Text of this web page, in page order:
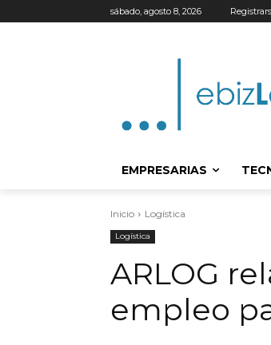
sábado, agosto 8, 2026
EMPRESARIAS
Inicio Logística
Logística
ARLOG
empleo